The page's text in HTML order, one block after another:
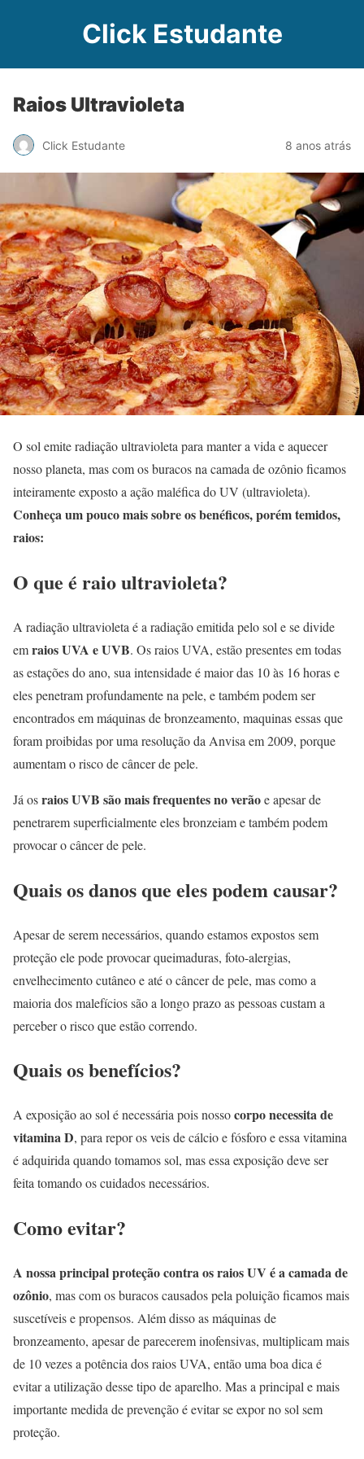
Click Estudante
Raios Ultravioleta
Click Estudante 8 anos atrás
O sol emite radiação ultravioleta para manter a vida e aquecer
nosso planeta, mas com os buracos na camada de ozônio ficamos
inteiramente exposto a ação maléfica do UV (ultravioleta).
Conheça um pouco mais sobre os benéficos, porém temidos,
raios:
O que é raio ultravioleta?
A radiação ultravioleta é a radiação emitida pelo sol e se divide
emraios UVA e UVB. Os raios UVA, estão presentes em todas
as estações do ano, sua intensidade é maior das 10 às 16 horas e
eles penetram profundamente na pele, e também podem ser
encontrados em máquinas de bronzeamento, maquinas essas que
foram proibidas por uma resolução da Anvisa em 2009, porque
aumentam o risco de câncer de pele.
Já osraios UVB são mais frequentes no verãoe apesar de
penetrarem superficialmente eles bronzeiam e também podem
provocar o câncer de pele.
Quais os danos que eles podem causar?
Apesar de serem necessários, quando estamos expostos sem
proteção ele pode provocar queimaduras, foto-alergias,
envelhecimento cutâneo e até o câncer de pele, mas como a
maioria dos malefícios são a longo prazo as pessoas custam a
perceber o risco que estão correndo.
Quais os benefícios?
A exposição ao sol é necessária pois nossocorpo necessita de
vitamina D, para repor os veis de cálcio e fósforo e essa vitamina
é adquirida quando tomamos sol, mas essa exposição deve ser
feita tomando os cuidados necessários.
Como evitar?
A nossa principal proteção contra os raios UV é a camada de
ozônio, mas com os buracos causados pela poluição ficamos mais
suscetíveis e propensos. Além disso as máquinas de
bronzeamento, apesar de parecerem inofensivas, multiplicam mais
de 10 vezes a potência dos raios UVA, então uma boa dica é
evitar a utilização desse tipo de aparelho. Mas a principal e mais
importante medida de prevenção é evitar se expor no sol sem
proteção.